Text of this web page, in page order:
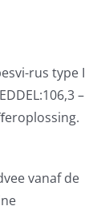
rus type I
–
vanaf de